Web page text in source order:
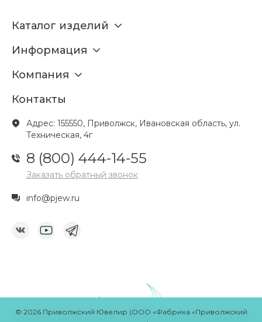
Каталог изделий
Информация
Компания
Контакты
Адрес: 155550, Приволжск, Ивановская область, ул.
Техническая, 4г
8 (800) 444-14-55
Заказать обратный звонок
info@pjew.ru
© 2026 Приволжский Ювелир (ООО «Фабрика «Приволжский